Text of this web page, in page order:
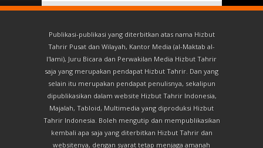
Publikasi-publikasi yang diterbitkan atas nama Hizbut
Tahrir Pusat dan Wilayah, Kantor Media (al-Maktab al-
I'lami), Juru Bicara dan Perwakilan Media Hizbut Tahrir
saja yang merupakan pendapat Hizbut Tahrir. Dan yang
selain itu merupakan pendapat penulisnya, sekalipun
dipublikasikan dalam website Hizbut Tahrir Indonesia,
Majalah, Tabloid, Multimedia yang diproduksi Hizbut
Tahrir Indonesia. Boleh mengutip dan mempublikasikan
kembali apa saja yang diterbitkan Hizbut Tahrir dan
websitenya, dengan syarat tetap menjaga amanah